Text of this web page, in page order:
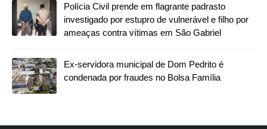
Polícia Civil prende em flagrante padrasto
investigado por estupro de vulnerável e filho por
ameaças contra vítimas em São Gabriel
Ex-servidora municipal de Dom Pedrito é
condenada por fraudes no Bolsa Família